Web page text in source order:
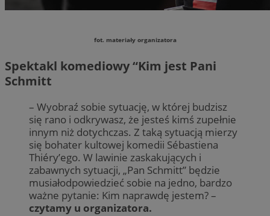
fot. materiały organizatora
Spektakl komediowy “Kim jest Pani
Schmitt
– Wyobraź sobie sytuację, w której budzisz
się rano i odkrywasz, że jesteś kimś zupełnie
innym niż dotychczas. Z taką sytuacją mierzy
się bohater kultowej komedii Sébastiena
Thiéry’ego. W lawinie zaskakujących i
zabawnych sytuacji, „Pan Schmitt” będzie
musiałodpowiedzieć sobie na jedno, bardzo
ważne pytanie: Kim naprawdę jestem? –
czytamy u organizatora.